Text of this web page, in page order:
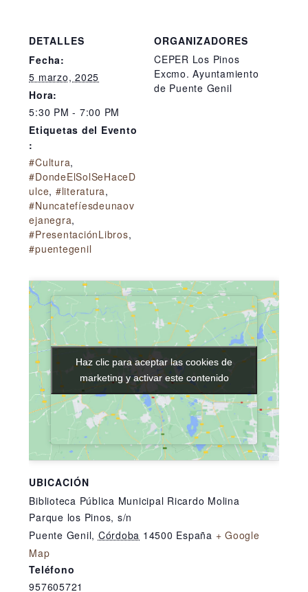
DETALLES
Fecha:
5 marzo, 2025
Hora:
5:30 PM - 7:00 PM
Etiquetas del Evento
:
#Cultura,
#DondeElSolSeHaceD
ulce, #literatura,
#Nuncatefíesdeunaov
ejanegra,
#PresentaciónLibros,
#puentegenil
ORGANIZADORES
CEPER Los Pinos
Excmo. Ayuntamiento
de Puente Genil
UBICACIÓN
Biblioteca Pública Municipal Ricardo Molina
Parque los Pinos, s/n
Puente Genil, Córdoba 14500 España + Google
Map
Teléfono
957605721
Haz clic para aceptar las cookies de
marketing y activar este contenido
Haz clic para aceptar las cookies de
marketing y activar este contenido